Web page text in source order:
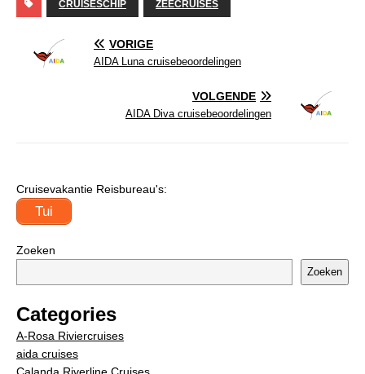
CRUISESCHIP ZEECRUISES
VORIGE
AIDA Luna cruisebeoordelingen
VOLGENDE
AIDA Diva cruisebeoordelingen
Cruisevakantie Reisbureau's:
Tui
Zoeken
Zoeken
Categories
A-Rosa Riviercruises
aida cruises